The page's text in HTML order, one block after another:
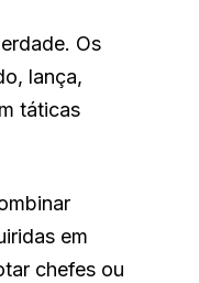
Os
lança,
táticas
em
chefes ou